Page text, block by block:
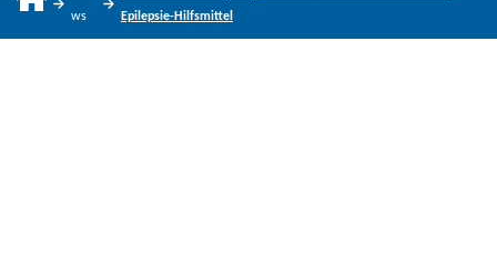
ws
Epilepsie-Hilfsmittel